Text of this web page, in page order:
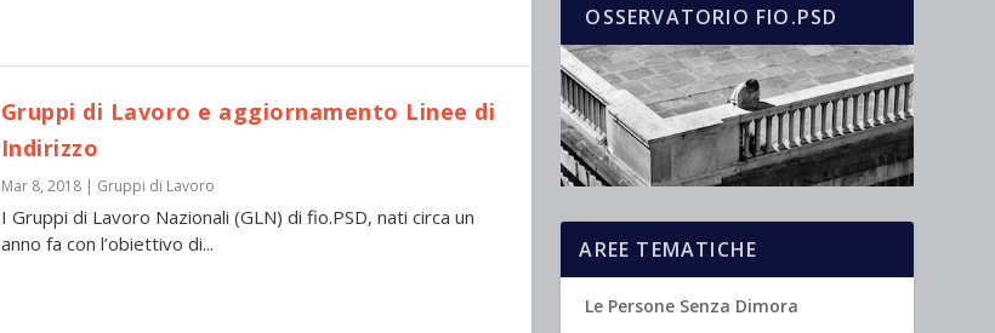
Gruppi di Lavoro e aggiornamento Linee di
Indirizzo
Mar 8, 2018| Gruppi di Lavoro
I Gruppi di Lavoro Nazionali (GLN) di fio.PSD, nati circa un
anno fa con l’obiettivo di...
OSSERVATORIO FIO.PSD
AREE TEMATICHE
Le Persone Senza Dimora